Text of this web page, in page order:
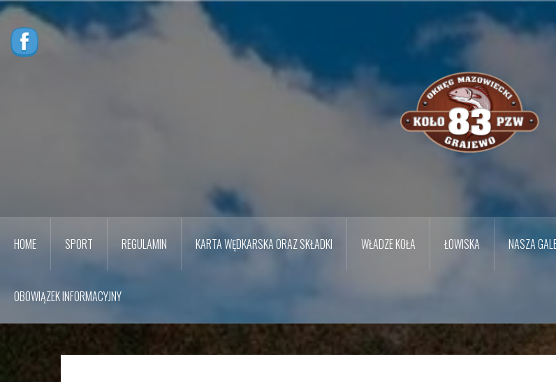
Przejdź
treści
HOME SPORT REGULAMIN KARTA WĘDKARSKA ORAZ SKŁADKI WŁADZE KOŁA ŁOWISKA NASZA
OBOWIĄZEK INFORMACYJNY